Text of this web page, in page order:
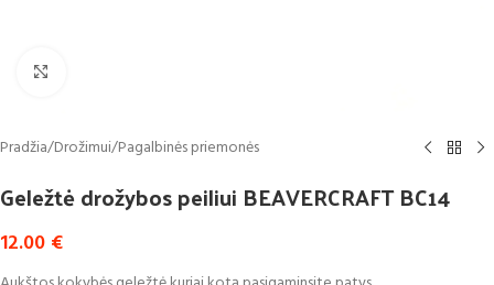
Pradžia/Drožimui/Pagalbinės priemonės
Geležtė drožybos peiliui BEAVERCRAFT BC14
12.00 €